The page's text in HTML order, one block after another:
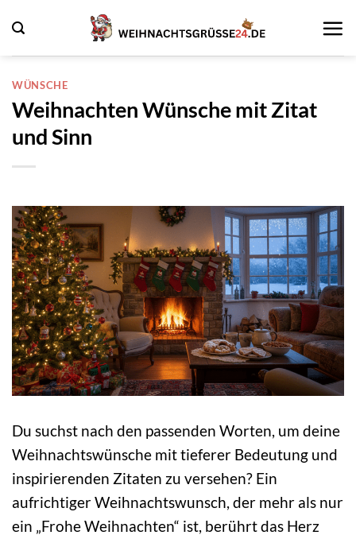
Inhalt
springen
WÜNSCHE
Weihnachten Wünsche mit Zitat
und Sinn
Du suchst nach den passenden Worten, um deine
Weihnachtswünsche mit tieferer Bedeutung und
inspirierenden Zitaten zu versehen? Ein
aufrichtiger Weihnachtswunsch, der mehr als nur
ein „Frohe Weihnachten“ ist, berührt das Herz